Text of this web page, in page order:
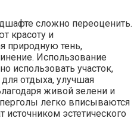
сложно переоценить.
красоту и
природную тень,
Использование
использовать участок,
отдыха, улучшая
живой зелени и
легко вписываются
эстетического